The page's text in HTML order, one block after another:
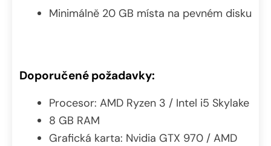
Minimálně 20 GB místa na pevném disku
Doporučené požadavky:
Procesor: AMD Ryzen 3 / Intel i5 Skylake
8 GB RAM
Grafická karta: Nvidia GTX 970 / AMD